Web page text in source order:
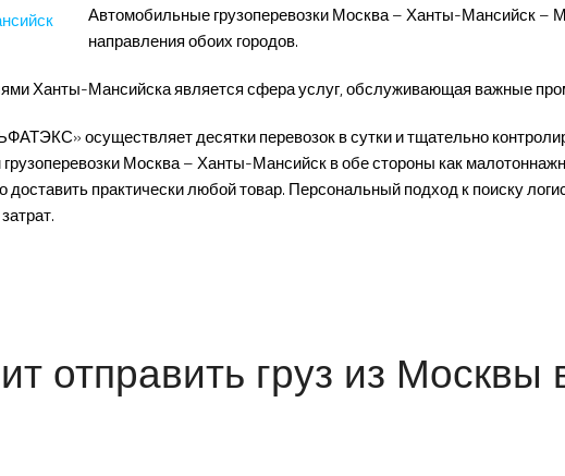
Автомобильные грузоперевозки Москва – Ханты-Мансийск –
направления обоих городов.
Ханты-Мансийска является сфера услуг, обслуживающая важные
осуществляет десятки перевозок в сутки и тщательно
Москва – Ханты-Мансийск в обе стороны как
доставить практически любой товар. Персональный подход к поиску
отправить груз из